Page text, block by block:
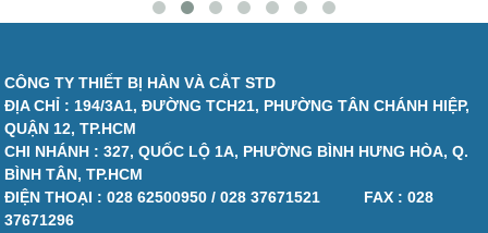
CÔNG TY THIẾT BỊ HÀN VÀ CẮT STD
ĐỊA CHỈ : 194/3A1, ĐƯỜNG TCH21, PHƯỜNG TÂN CHÁNH HIỆP,
QUẬN 12, TP.HCM
CHI NHÁNH : 327, QUỐC LỘ 1A, PHƯỜNG BÌNH HƯNG HÒA, Q.
BÌNH TÂN, TP.HCM
ĐIỆN THOẠI :028 62500950 / 028 37671521 FAX :028
37671296